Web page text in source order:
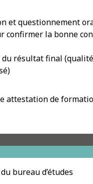
et questionnement
confirmer la bonne
du résultat final
attestation de
bureau d’études